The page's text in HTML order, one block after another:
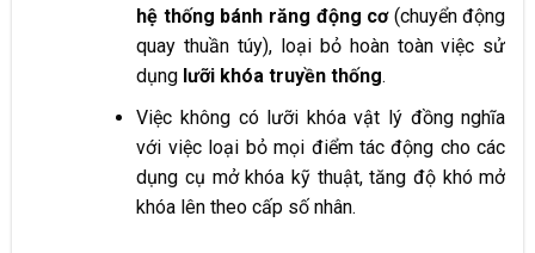
hệ thống bánh răng động cơ(chuyển động
quay thuần túy), loại bỏ hoàn toàn việc sử
dụng lưỡi khóa truyền thống.
Việc không có lưỡi khóa vật lý đồng nghĩa
với việc loại bỏ mọi điểm tác động cho các
dụng cụ mở khóa kỹ thuật, tăng độ khó mở
khóa lên theo cấp số nhân.